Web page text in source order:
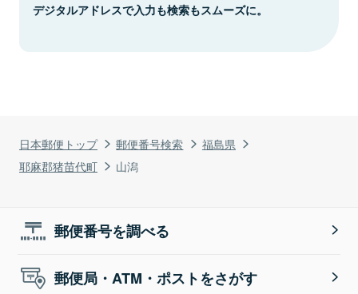
日本郵便トップ 郵便番号検索
福島県
耶麻郡猪苗代町
山潟
デジタルアドレスで入力も検索もスムーズに。
郵便番号を調べる
郵便局・ATM・ポストをさがす